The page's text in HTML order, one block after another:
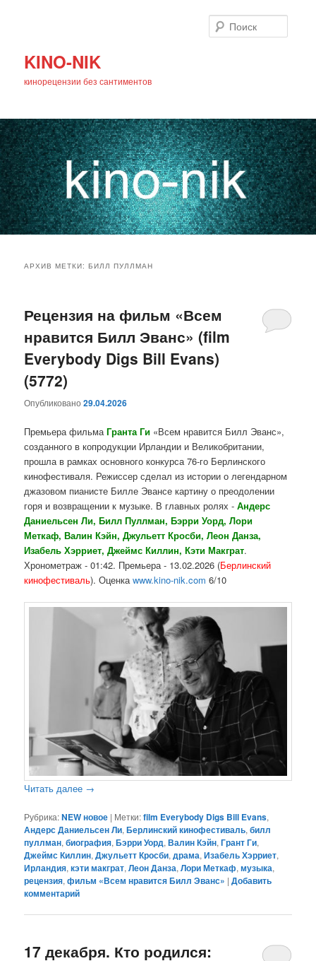
KINO-NIK
кинорецензии без сантиментов
основному
содержимому
дополнительному
содержимому
АРХИВ МЕТКИ:БИЛЛ ПУЛЛМАН
Рецензия на фильм «Всем
нравится Билл Эванс» (film
Everybody Digs Bill Evans)
(5772)
Опубликовано29.04.2026
Премьера фильмаГранта Ги «Всем нравится Билл Эванс»,
созданного в копродукции Ирландии и Великобритании,
прошла в рамках основного конкурса 76-го Берлинского
кинофестиваля. Режиссер сделал из истории о легендарном
джазовом пианисте Билле Эвансе картину о преодолении
горя и возвращении к музыке. В главных ролях -Андерс
Даниельсен Ли, Билл Пуллман, Бэрри Уорд, Лори
Меткаф, Валин Кэйн, Джульетт Кросби, Леон Данза,
Изабель Хэрриет, Джеймс Киллин, Кэти Макграт.
Хронометраж - 01:42. Премьера - 13.02.2026 (Берлинский
кинофестиваль). Оценкаwww.kino-nik.com 6/10
Читать далее →
Рубрика:NEW новое | Метки:film Everybody Digs Bill Evans,
Андерс Даниельсен Ли,Берлинский кинофестиваль,билл
пуллман,биография,Бэрри Уорд,Валин Кэйн,Грант Ги,
Джеймс Киллин,Джульетт Кросби,драма,Изабель Хэрриет,
Ирландия,кэти макграт,Леон Данза,Лори Меткаф,музыка,
рецензия,фильм «Всем нравится Билл Эванс» |Добавить
комментарий
17 декабря. Кто родился: